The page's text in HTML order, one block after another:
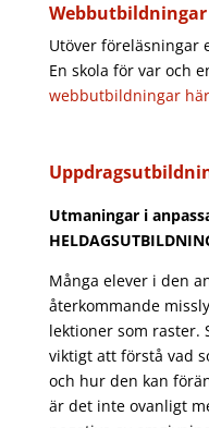
Webbutbildningar
Utöver föreläsningar
En skola för var och
webbutbildningar
Utmaningar i
Många elever i den
återkommande
lektioner som raster.
viktigt att förstå vad
och hur den kan
är det inte ovanligt